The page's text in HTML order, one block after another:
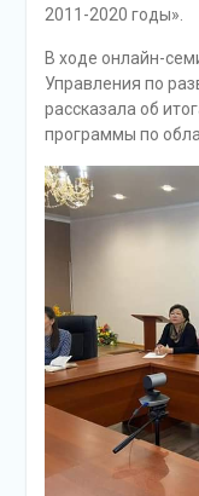
2011-2020 годы».
В ходе онлайн-
Управления по
рассказала об
программы по